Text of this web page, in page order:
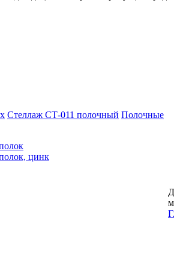
Стеллаж СТ-011 полочный Полочные
цинк